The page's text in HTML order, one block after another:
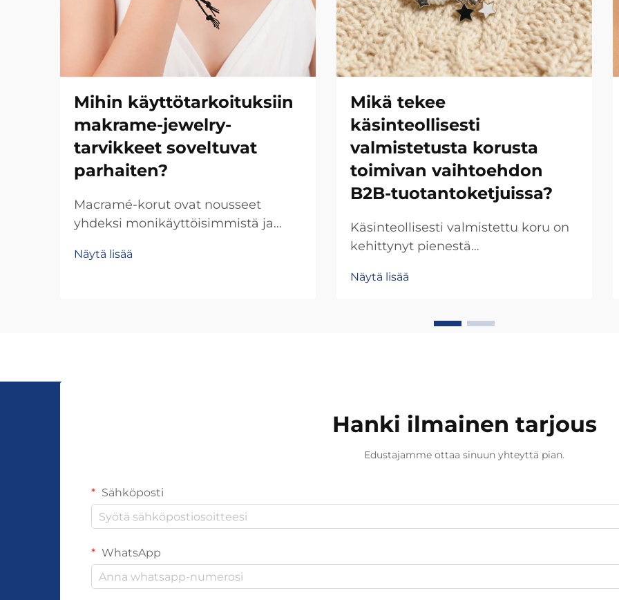
Mihin käyttötarkoituksiin
makrame-jewelry-
tarvikkeet soveltuvat
parhaiten?
Macramé-korut ovat nousseet
yhdeksi monikäyttöisimmistä ja
nykyaikaisessa muotimaailmassa,
Näytä lisää
Mikä tekee
käsinteollisesti
valmistetusta korusta
toimivan vaihtoehdon
B2B-tuotantoketjuissa?
Käsinteollisesti valmistettu koru on
kehittynyt pienestä
osaksi nykyaikaista B2B-
ainutlaatuisia arvopropositioita, joita
liiketoimintayhteistyössä...
Näytä lisää
Hanki ilmainen tarjous
Edustajamme ottaa sinuun yhteyttä pian.
Sähköposti
WhatsApp